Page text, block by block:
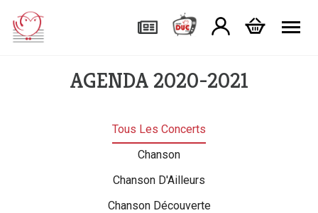
AGENDA 2020-2021
Tous Les Concerts
Chanson
Chanson D'Ailleurs
Chanson Découverte